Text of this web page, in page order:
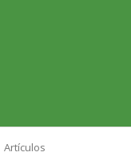
Artículos